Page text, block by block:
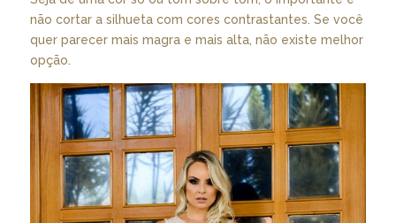
não cortar a silhueta com cores contrastantes. Se você
quer parecer mais magra e mais alta, não existe melhor
opção.